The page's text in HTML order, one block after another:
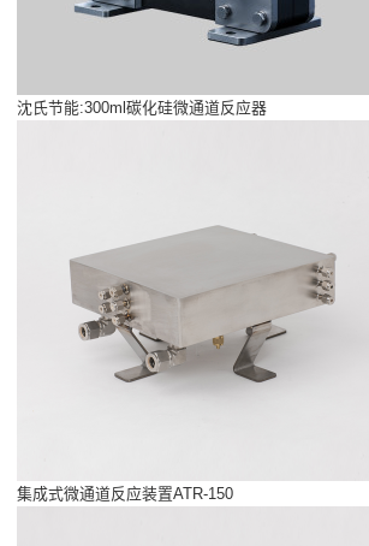
沈氏节能:300ml碳化硅微通道反应器
集成式微通道反应装置ATR-150